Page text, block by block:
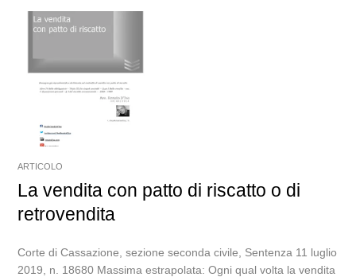
ARTICOLO
La vendita con patto di riscatto o di
retrovendita
Corte di Cassazione, sezione seconda civile, Sentenza 11 luglio
2019, n. 18680 Massima estrapolata: Ogni qual volta la vendita